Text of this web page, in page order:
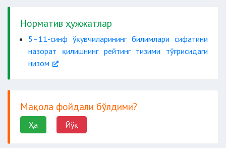
Норматив ҳужжатлар
5–11-синф ўқувчиларининг билимлари сифатини
назорат қилишнинг рейтинг тизими тўғрисидаги
низом
Мақола фойдали бўлдими?
Ҳа Йўқ